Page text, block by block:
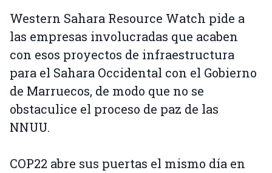
Western Sahara Resource Watch pide a
las empresas involucradas que acaben
con esos proyectos de infraestructura
para el Sahara Occidental con el Gobierno
de Marruecos, de modo que no se
obstaculice el proceso de paz de las
NNUU.
COP22 abre sus puertas el mismo día en